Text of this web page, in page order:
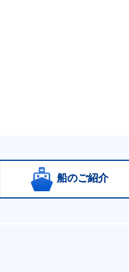
船のご紹介